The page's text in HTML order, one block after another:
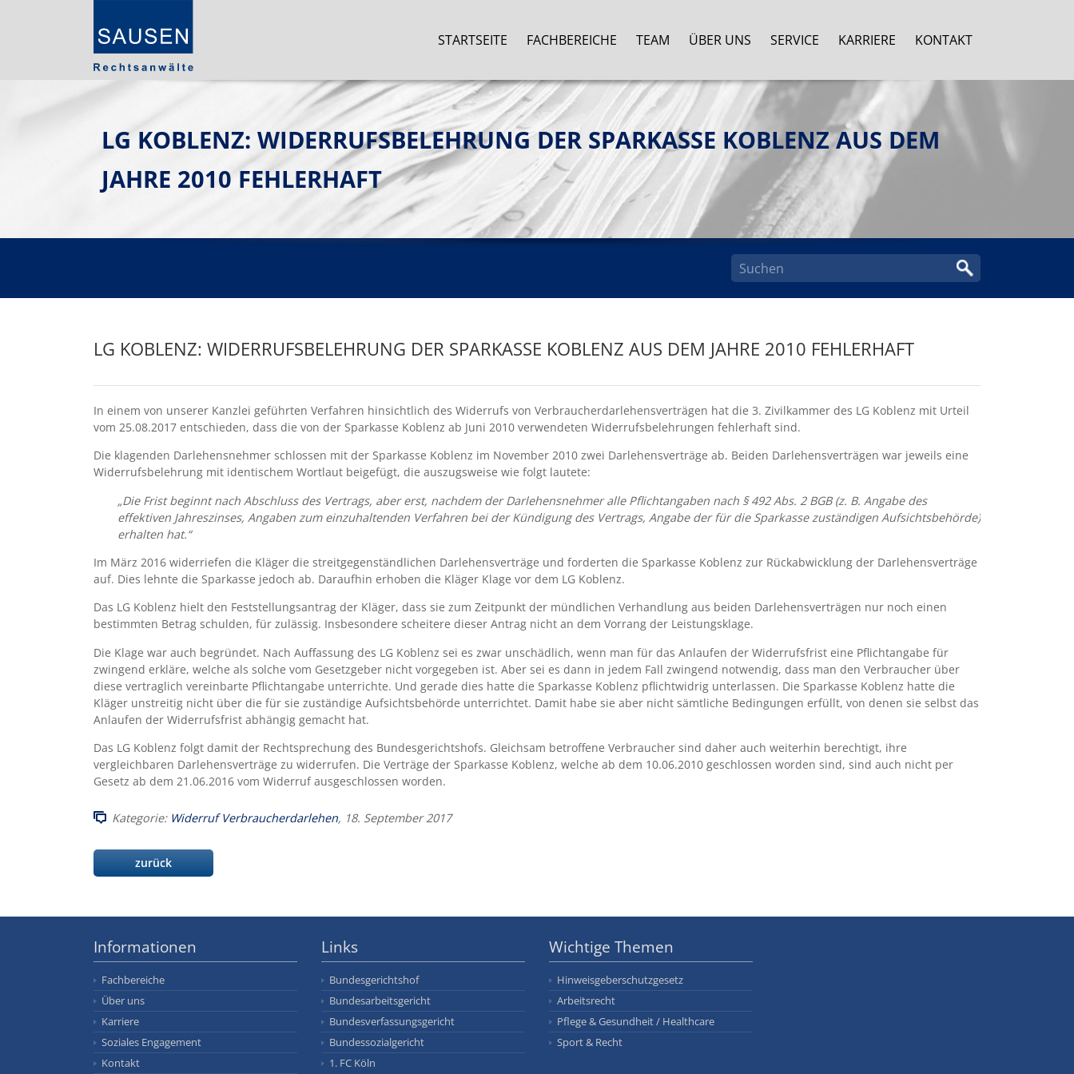
STARTSEITE FACHBEREICHE TEAM ÜBER UNS SERVICE KARRIERE KONTAKT
LG KOBLENZ: WIDERRUFSBELEHRUNG DER SPARKASSE KOBLENZ AUS DEM
JAHRE 2010 FEHLERHAFT
LG KOBLENZ: WIDERRUFSBELEHRUNG DER SPARKASSE KOBLENZ AUS DEM JAHRE 2010 FEHLERHAFT
In einem von unserer Kanzlei geführten Verfahren hinsichtlich des Widerrufs von Verbraucherdarlehensverträgen hat die 3. Zivilkammer des LG Koblenz mit Urteil
vom 25.08.2017 entschieden, dass die von der Sparkasse Koblenz ab Juni 2010 verwendeten Widerrufsbelehrungen fehlerhaft sind.
Die klagenden Darlehensnehmer schlossen mit der Sparkasse Koblenz im November 2010 zwei Darlehensverträge ab. Beiden Darlehensverträgen war jeweils eine
Widerrufsbelehrung mit identischem Wortlaut beigefügt, die auszugsweise wie folgt lautete:
„Die Frist beginnt nach Abschluss des Vertrags, aber erst, nachdem der Darlehensnehmer alle Pflichtangaben nach § 492 Abs. 2 BGB (z. B. Angabe des
effektiven Jahreszinses, Angaben zum einzuhaltenden Verfahren bei der Kündigung des Vertrags, Angabe der für die Sparkasse zuständigen Aufsichtsbehörde)
erhalten hat.“
Im März 2016 widerriefen die Kläger die streitgegenständlichen Darlehensverträge und forderten die Sparkasse Koblenz zur Rückabwicklung der Darlehensverträge
auf. Dies lehnte die Sparkasse jedoch ab. Daraufhin erhoben die Kläger Klage vor dem LG Koblenz.
Das LG Koblenz hielt den Feststellungsantrag der Kläger, dass sie zum Zeitpunkt der mündlichen Verhandlung aus beiden Darlehensverträgen nur noch einen
bestimmten Betrag schulden, für zulässig. Insbesondere scheitere dieser Antrag nicht an dem Vorrang der Leistungsklage.
Die Klage war auch begründet. Nach Auffassung des LG Koblenz sei es zwar unschädlich, wenn man für das Anlaufen der Widerrufsfrist eine Pflichtangabe für
zwingend erkläre, welche als solche vom Gesetzgeber nicht vorgegeben ist. Aber sei es dann in jedem Fall zwingend notwendig, dass man den Verbraucher über
diese vertraglich vereinbarte Pflichtangabe unterrichte. Und gerade dies hatte die Sparkasse Koblenz pflichtwidrig unterlassen. Die Sparkasse Koblenz hatte die
Kläger unstreitig nicht über die für sie zuständige Aufsichtsbehörde unterrichtet. Damit habe sie aber nicht sämtliche Bedingungen erfüllt, von denen sie selbst das
Anlaufen der Widerrufsfrist abhängig gemacht hat.
Das LG Koblenz folgt damit der Rechtsprechung des Bundesgerichtshofs. Gleichsam betroffene Verbraucher sind daher auch weiterhin berechtigt, ihre
vergleichbaren Darlehensverträge zu widerrufen. Die Verträge der Sparkasse Koblenz, welche ab dem 10.06.2010 geschlossen worden sind, sind auch nicht per
Gesetz ab dem 21.06.2016 vom Widerruf ausgeschlossen worden.
Kategorie: Widerruf Verbraucherdarlehen, 18. September 2017
zurück
Informationen
Fachbereiche
Über uns
Karriere
Soziales Engagement
Kontakt
Links
Bundesgerichtshof
Bundesarbeitsgericht
Bundesverfassungsgericht
Bundessozialgericht
1. FC Köln
Wichtige Themen
Hinweisgeberschutzgesetz
Arbeitsrecht
Pflege & Gesundheit / Healthcare
Sport & Recht